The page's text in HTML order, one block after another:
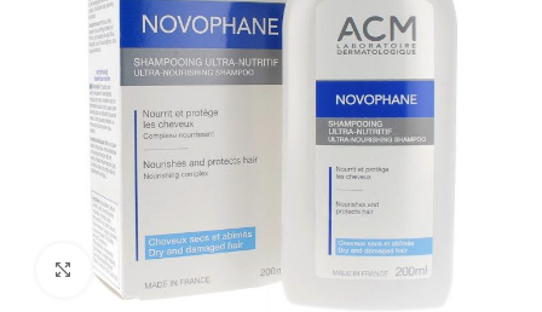
Click to enlarge